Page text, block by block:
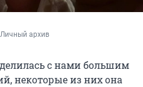
архив
с нами большим
некоторые из них она